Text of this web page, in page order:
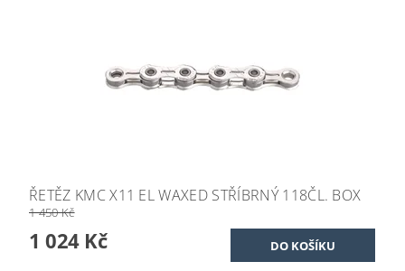
ŘETĚZ KMC X11 EL WAXED STŘÍBRNÝ 118ČL. BOX
1 450 Kč
1 024 Kč